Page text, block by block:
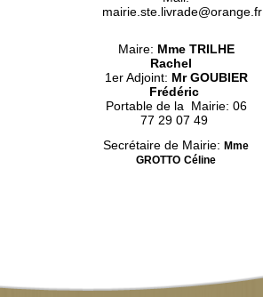
mairie.ste.livrade@orange.fr
Maire: Mme TRILHE
Rachel
1er Adjoint: Mr GOUBIER
Frédéric
Portable de la Mairie: 06
77 29 07 49
Secrétaire de Mairie: Mme
GROTTO Céline